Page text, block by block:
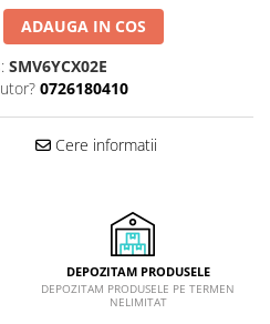
ADAUGA IN COS
SMV6YCX02E
0726180410
Cere informatii
DEPOZITAM PRODUSELE
DEPOZITAM PRODUSELE PE TERMEN
NELIMITAT